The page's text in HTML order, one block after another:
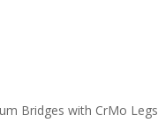
Bridges with CrMo Legs